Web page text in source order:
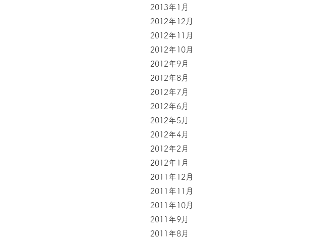
2013年1月
2012年12月
2012年11月
2012年10月
2012年9月
2012年8月
2012年7月
2012年6月
2012年5月
2012年4月
2012年2月
2012年1月
2011年12月
2011年11月
2011年10月
2011年9月
2011年8月